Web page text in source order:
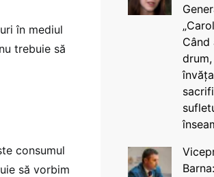
în mediul
trebuie să
consumul
să vorbim
Când